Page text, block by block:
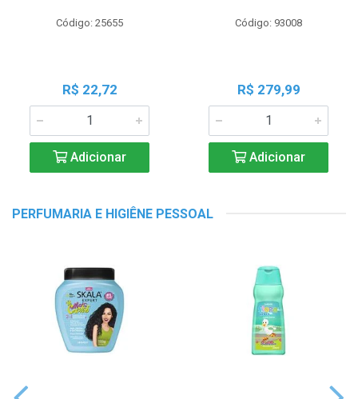
Código: 25655
R$ 22,72
Adicionar
Código: 93008
R$ 279,99
Adicionar
PERFUMARIA E HIGIÊNE PESSOAL